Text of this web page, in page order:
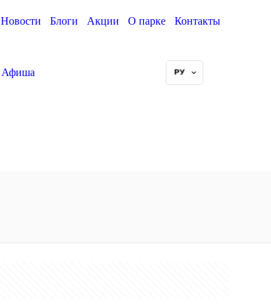
Новости Блоги Акции О парке Контакты
Афиша